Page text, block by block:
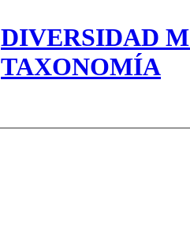
DIVERSIDAD
TAXONOMÍA